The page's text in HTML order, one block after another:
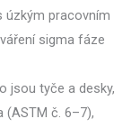
úzkým pracovním
sigma fáze
jsou tyče a desky,
(ASTM č. 6–7),